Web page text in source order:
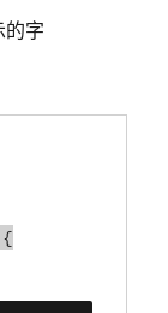
字
{